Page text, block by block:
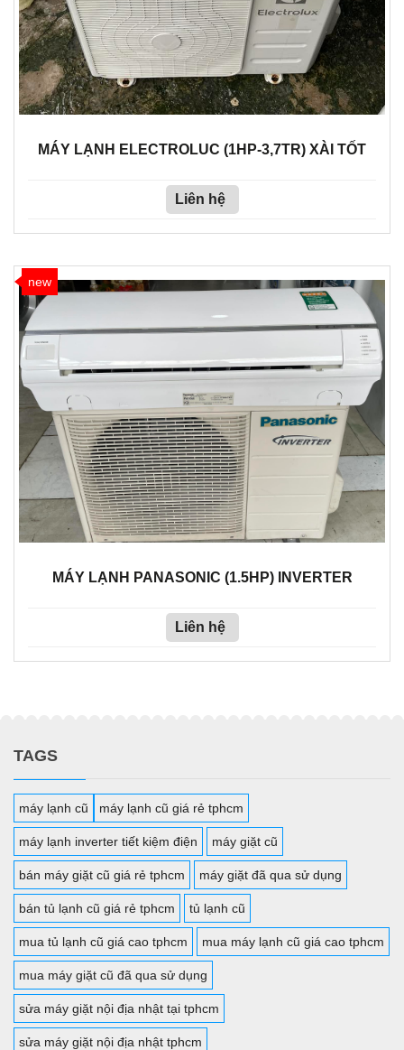
MÁY LẠNH ELECTROLUC (1HP-3,7TR) XÀI TỐT
Liên hệ
new
MÁY LẠNH PANASONIC (1.5HP) INVERTER
Liên hệ
TAGS
máy lạnh cũ máy lạnh cũ giá rẻ tphcm
máy lạnh inverter tiết kiệm điện máy giặt cũ
bán máy giặt cũ giá rẻ tphcm máy giặt đã qua sử dụng
bán tủ lạnh cũ giá rẻ tphcm tủ lạnh cũ
mua tủ lạnh cũ giá cao tphcm mua máy lạnh cũ giá cao tphcm
mua máy giặt cũ đã qua sử dụng
sửa máy giặt nội địa nhật tại tphcm
sửa máy giặt nội địa nhật tphcm